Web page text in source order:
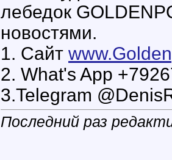
лебедок
новостями.
1. Сайт
2. What's App
3.Telegram
Последний раз